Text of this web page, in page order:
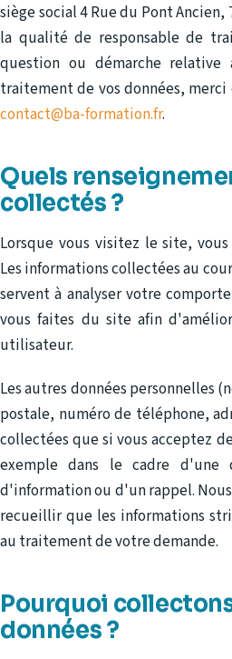
siège social 4 Rue du Pont Ancien,
la qualité de responsable de
question ou démarche
traitement de vos données, merci
contact@ba-formation.fr.
Quels
collectés ?
Lorsque vous visitez le site, vous
Les informations collectées au
servent à analyser votre
vous faites du site afin
utilisateur.
Les autres données personnelles
postale, numéro de téléphone,
collectées que si vous acceptez
exemple dans le cadre d'une
d'information ou d'un rappel. Nous
recueillir que les informations
au traitement de votre demande.
Pourquoi
données ?